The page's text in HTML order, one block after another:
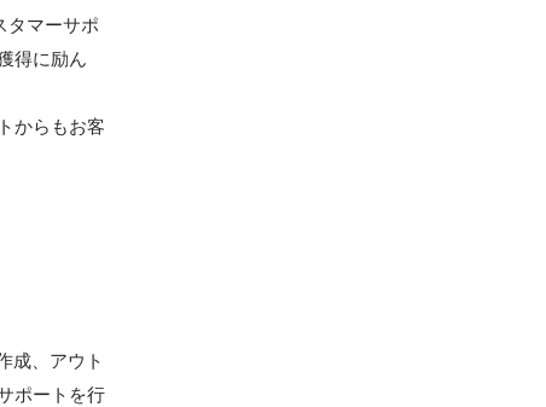
タマーサポ
得に励ん
からもお客
成、アウト
ポートを行